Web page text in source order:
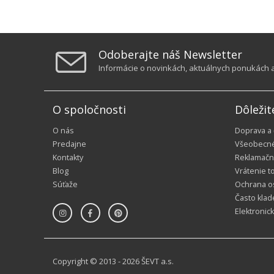
Odoberajte náš Newsletter
Informácie o novinkách, aktuálnych ponukách
O spoločnosti
O nás
Predajne
Kontakty
Blog
Súťaže
Doprava
Vrátenie
Ochrana
Často
Copyright © 2013 - 2026 ŠEVT a.s.